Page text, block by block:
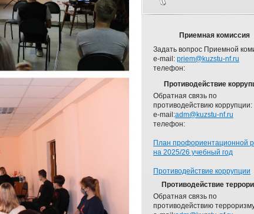
Приемная комиссия
Задать вопрос Приемной
e-mail: priem@kuzstu-nf.ru
телефон:
Противодействие
Обратная связь по
противодействию коррупции:
e-mail:adm@kuzstu-nf.ru
телефон:
План профориентационной
на 2025/26 учебный год
Противодействие коррупции
Противодействие
Обратная связь по
противодействию